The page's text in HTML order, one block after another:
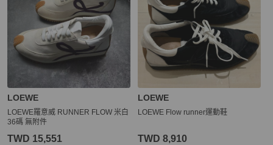
LOEWE
LOEWE羅意威 RUNNER FLOW 米白
36碼 無附件
TWD 15,551
LOEWE
LOEWE Flow runner運動鞋
TWD 8,910